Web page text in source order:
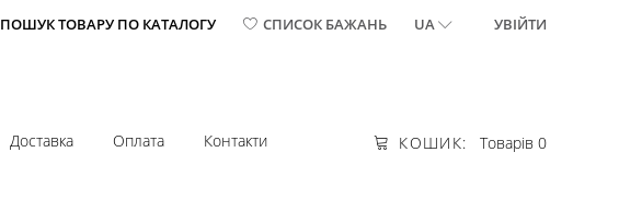
ПОШУК ТОВАРУ ПО КАТАЛОГУ СПИСОК БАЖАНЬ UA УВІЙТИ
КОШИК: Товарів 0
Доставка Оплата Контакти